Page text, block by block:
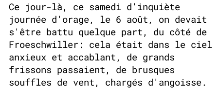
Ce jour-là, ce samedi d'inquiète
journée d'orage, le 6 août, on devait
s'être battu quelque part, du côté de
Froeschwiller: cela était dans le ciel
anxieux et accablant, de grands
frissons passaient, de brusques
souffles de vent, chargés d'angoisse.